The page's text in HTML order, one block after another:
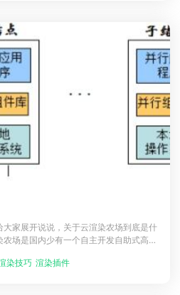
家展开说说，关于云渲染农场到底是什
场是国内少有一个自主开发自助式高端
人员中的运用特点，推出了一系列适用
染技巧 渲染插件